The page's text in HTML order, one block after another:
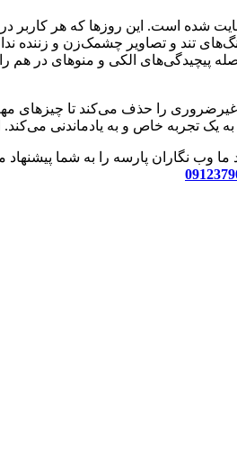
شده است. این روزها که هر کاربر در
و تصاویر چشمک‌زن و زننده
پیچیدگی‌های الکی و منوهای در هم
را حذف می‌کند تا چیزهای
یک تجربه خاص و به یادماندنی
وب نگاران پارسه را به شما